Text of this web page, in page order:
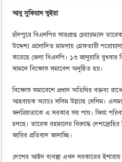
আবু সুফিয়ান ভুইয়া
চাঁদপুরে বিএনপির ভারপ্রাপ্ত চেয়ারম্যান
উদ্দেশ্য প্রনোদিত মামলায় গ্রেফতারী
করেছে জেলা বিএনপি। ১৩ জানুয়ারি বুধবার
সামনে বিক্ষোভ সমাবেশ অনুষ্ঠিত হয়।
বিক্ষোভ সমাবেশে প্রধান অতিথির বক্তব্য
আহবায়ক অ্যাডঃ সলিম উল্ল্যাহ সেলিম।
জনপ্রিয়তাকে এ সরকার ভয় পায়। জিয়া
চলছে। তারেক রহমানের বিরুদ্ধে দেশদ্রোহির
জারির প্রতিবাদ জানাচ্ছি।
দেশের আইন ব্যবস্থা এখন সরকারের ইশারায়